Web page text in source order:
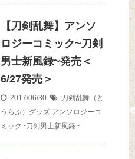
【刀剣乱舞】アンソ
ロジーコミック~刀剣
男士新風録~発売＜
6/27発売＞
2017/06/30
刀剣乱舞（と
うらぶ）グッズ アンソロジーコ
ミック~刀剣男士新風録~